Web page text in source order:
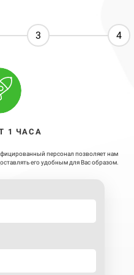
3 4
1 ЧАСА
персонал позволяет нам
его удобным для Вас образом.